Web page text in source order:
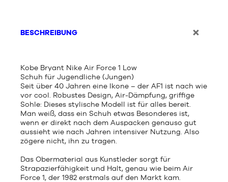
BESCHREIBUNG
Kobe Bryant Nike Air Force 1 Low
Schuh für Jugendliche (Jungen)
Seit über 40 Jahren eine Ikone – der AF1 ist nach wie
vor cool. Robustes Design, Air-Dämpfung, griffige
Sohle: Dieses stylische Modell ist für alles bereit.
Man weiß, dass ein Schuh etwas Besonderes ist,
wenn er direkt nach dem Auspacken genauso gut
aussieht wie nach Jahren intensiver Nutzung. Also
zögere nicht, ihn zu tragen.
Das Obermaterial aus Kunstleder sorgt für
Strapazierfähigkeit und Halt, genau wie beim Air
Force 1, der 1982 erstmals auf den Markt kam.